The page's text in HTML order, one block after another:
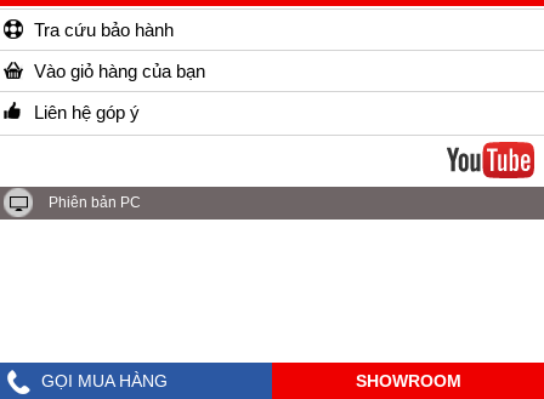
Tra cứu bảo hành
Vào giỏ hàng của bạn
Liên hệ góp ý
Phiên bản PC
GỌI MUA HÀNG SHOWROOM